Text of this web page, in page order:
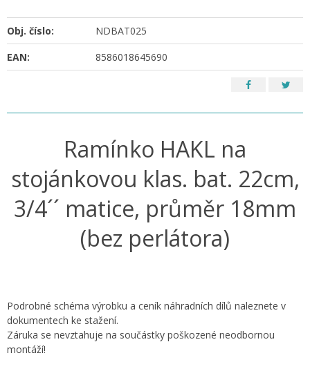
Obj. číslo:
NDBAT025
EAN:
8586018645690
Ramínko HAKL na
stojánkovou klas. bat. 22cm,
3/4´´ matice, průměr 18mm
(bez perlátora)
Podrobné schéma výrobku a ceník náhradních dílů naleznete v
dokumentech ke stažení.
Záruka se nevztahuje na součástky poškozené neodbornou
montáží!